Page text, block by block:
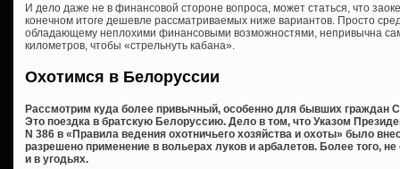
И дело даже не в финансовой стороне вопроса, может статься, что
конечном итоге дешевле рассматриваемых ниже вариантов. Просто
обладающему неплохими финансовыми возможностями, непривычна
километров, чтобы «стрельнуть кабана».
Охотимся в Белоруссии
Рассмотрим куда более привычный, особенно для бывших граждан
Это поездка в братскую Белоруссию. Дело в том, что Указом
N 386 в «Правила ведения охотничьего хозяйства и охоты» было
разрешено применение в вольерах луков и арбалетов. Более того,
и в угодьях.